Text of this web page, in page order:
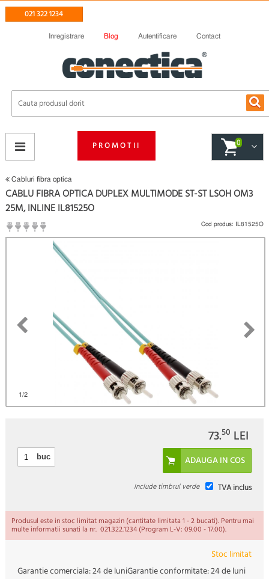
021 322 1234
Inregistrare Blog Autentificare Contact
PROMOTII 0
Cabluri fibra optica
1/2
CABLU FIBRA OPTICA DUPLEX MULTIMODE ST-ST LSOH OM3
25M, INLINE IL81525O
(
Cod produs: IL81525O
73.50 LEI
buc
TVA inclus
Include timbrul verde
Produsul este in stoc limitat magazin (cantitate limitata 1 - 2 bucati). Pentru mai
multe informatii sunati la nr. 021.322.1234 (Program L-V: 09.00 - 17.00).
Stoc limitat
Garantie comerciala:24 de luniGarantie conformitate:24 de luni